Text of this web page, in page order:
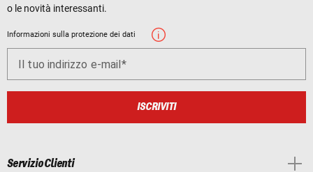
o le novità interessanti.
Informazioni sulla protezione dei dati
Il tuo indirizzo e-mail
ISCRIVITI
Servizio Clienti